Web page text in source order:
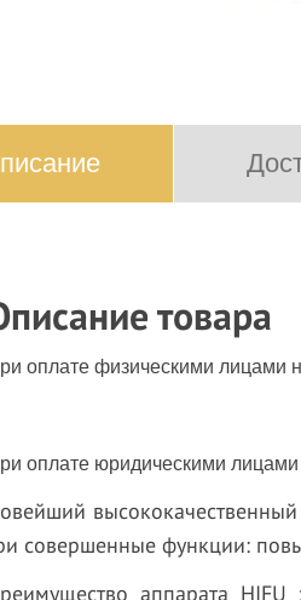
товара
оплате физическими лицами
оплате юридическими лицами
совершенные функции:
аппарата HIFU